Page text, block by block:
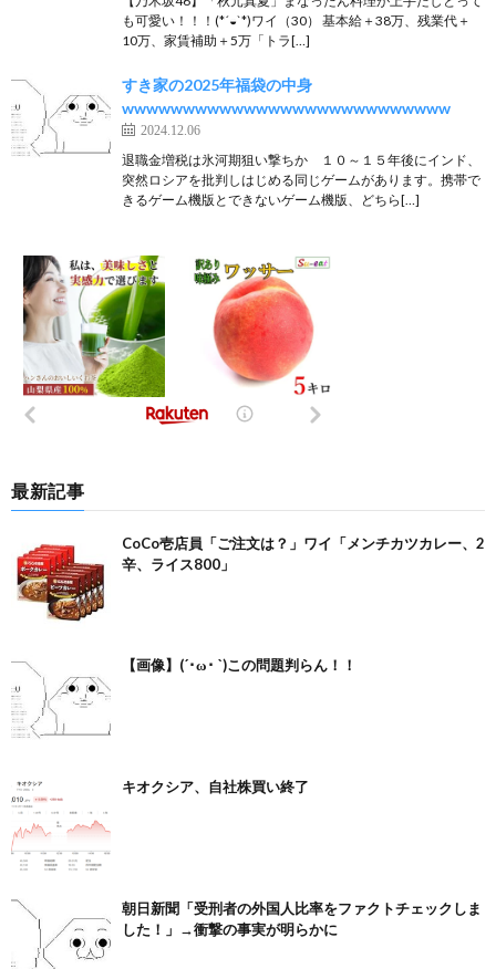
も可愛い！！！(*´◒`*)ワイ（30） 基本給＋38万、残業代＋
10万、家賃補助＋5万「トラ[…]
すき家の2025年福袋の中身
wwwwwwwwwwwwwwwwwwwwwwwwwww
2024.12.06
退職金増税は氷河期狙い撃ちか １０～１５年後にインド、
突然ロシアを批判しはじめる同じゲームがあります。携帯で
きるゲーム機版とできないゲーム機版、どちら[…]
最新記事
CoCo壱店員「ご注文は？」ワイ「メンチカツカレー、2
辛、ライス800」
【画像】(´･ω･ `)この問題判らん！！
キオクシア、自社株買い終了
朝日新聞「受刑者の外国人比率をファクトチェックしま
した！」→衝撃の事実が明らかに